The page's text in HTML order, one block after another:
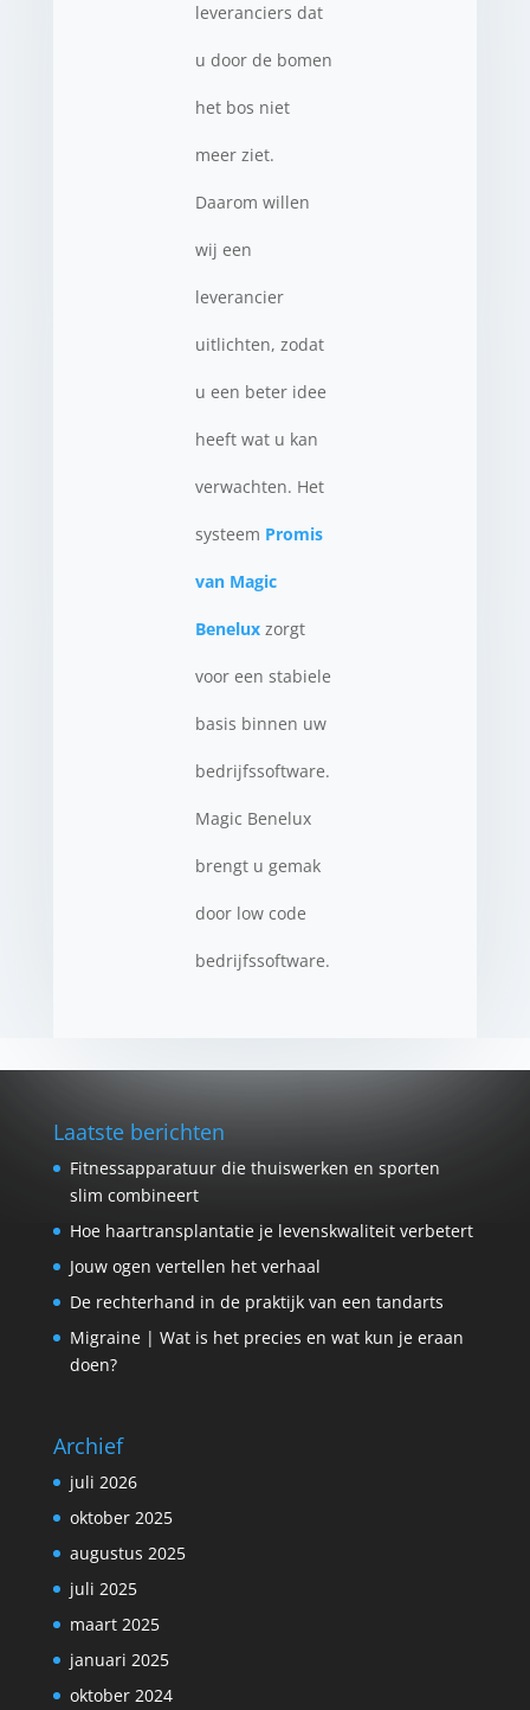
leveranciers dat
u door de bomen
het bos niet
meer ziet.
Daarom willen
wij een
leverancier
uitlichten, zodat
u een beter idee
heeft wat u kan
verwachten. Het
systeem Promis
van Magic
Beneluxzorgt
voor een stabiele
basis binnen uw
bedrijfssoftware.
Magic Benelux
brengt u gemak
door low code
bedrijfssoftware.
Laatste berichten
Fitnessapparatuur die thuiswerken en sporten
slim combineert
Hoe haartransplantatie je levenskwaliteit verbetert
Jouw ogen vertellen het verhaal
De rechterhand in de praktijk van een tandarts
Migraine | Wat is het precies en wat kun je eraan
doen?
Archief
juli 2026
oktober 2025
augustus 2025
juli 2025
maart 2025
januari 2025
oktober 2024